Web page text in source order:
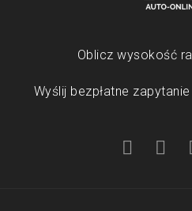
Oblicz wysokość
Wyślij bezpłatne